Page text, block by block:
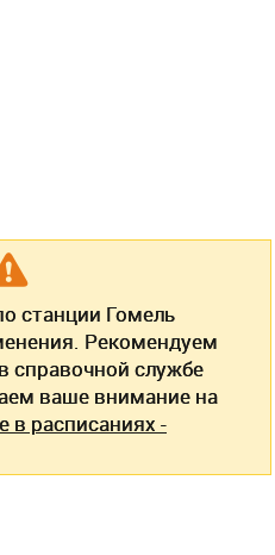
станции Гомель
Рекомендуем
справочной службе
ваше внимание на
в расписаниях -